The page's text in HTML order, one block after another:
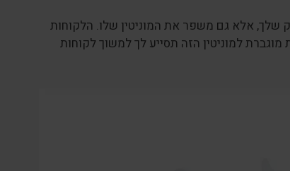
אלא גם משפר את המוניטין שלו. הלקוחות
למוניטין הזה תסייע לך למשוך לקוחות